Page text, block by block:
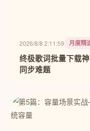
2026/8/8 2:11:59 月度精
终极歌词批量下载
同步难题